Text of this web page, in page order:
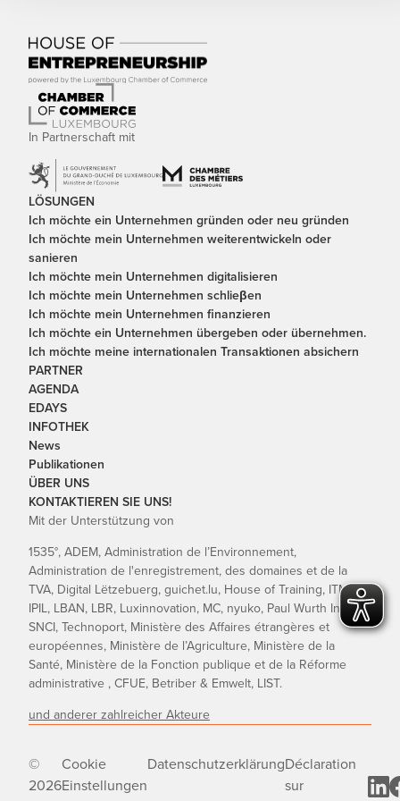
In Partnerschaft mit
LÖSUNGEN
Ich möchte ein Unternehmen gründen oder neu gründen
Ich möchte mein Unternehmen weiterentwickeln oder
sanieren
Ich möchte mein Unternehmen digitalisieren
Ich möchte mein Unternehmen schlieβen
Ich möchte mein Unternehmen finanzieren
Ich möchte ein Unternehmen übergeben oder übernehmen.
Ich möchte meine internationalen Transaktionen absichern
PARTNER
AGENDA
EDAYS
INFOTHEK
News
Publikationen
ÜBER UNS
KONTAKTIEREN SIE UNS!
Mit der Unterstützung von
1535°, ADEM, Administration de l’Environnement,
Administration de l'enregistrement, des domaines et de la
TVA, Digital Lëtzebuerg, guichet.lu, House of Training, ITM,
IPIL, LBAN, LBR, Luxinnovation, MC, nyuko, Paul Wurth InCub,
SNCI, Technoport, Ministère des Affaires étrangères et
européennes, Ministère de l’Agriculture, Ministère de la
Santé, Ministère de la Fonction publique et de la Réforme
administrative , CFUE, Betriber & Emwelt, LIST.
und anderer zahlreicher Akteure
©
2026
Cookie
Einstellungen
DatenschutzerklärungDéclaration
sur